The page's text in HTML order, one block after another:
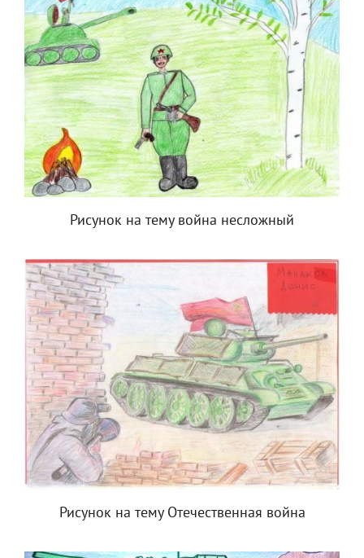
Рисунок на тему война несложный
Рисунок на тему Отечественная война